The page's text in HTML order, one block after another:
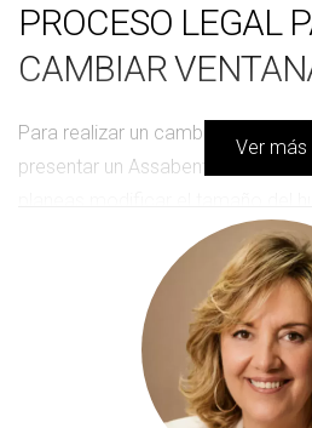
PROCESO LEGAL
CAMBIAR
Para realizar un cambio de
presentar un Assabentat. Este
comunitario. Aquí hay algunos
Las ventanas deben ser de
gas argón y rotura de
No se permite modificar el
Debes respetar las normas
Una vez tengas el
Assabentat ,
Ver más